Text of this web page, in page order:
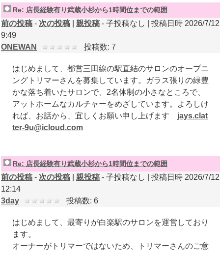
Re: 店長経験有り武蔵小杉から1時間位までの範囲
前の投稿 - 次の投稿 親投稿 - 子投稿なし | 投稿日時 2026/7/12
9:49
ONEWAN
投稿数: 7
はじめまして、都営三田線の駅直結のサロンのオープニ
ングトリマーさんを募集しています。ガラス張りの緑豊
かな落ち着いたサロンで、2名体制の小さなところで、
アットホームなカルチャーをめざしています。よろしけ
れば、お話から、宜しくお願い申し上げます jays.clat
ter-9u@icloud.com
Re: 店長経験有り武蔵小杉から1時間位までの範囲
前の投稿 - 次の投稿 親投稿 - 子投稿なし | 投稿日時 2026/7/12
12:14
3day
投稿数: 6
はじめまして、最寄りが白楽駅のサロンを運営しており
ます。
オーナーがトリマーではないため、トリマーさんのご意